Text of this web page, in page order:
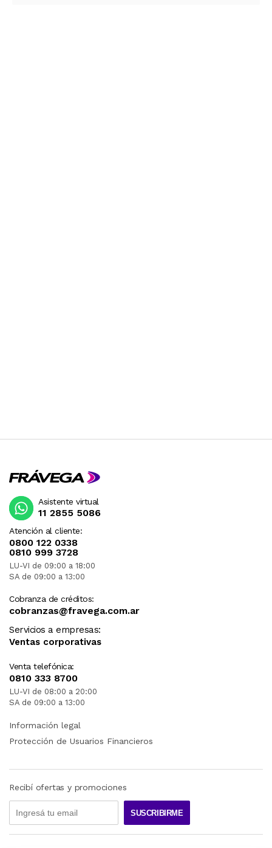
Atención al cliente:
0800 122 0338
0810 999 3728
LU-VI de 09:00 a 18:00
SA de 09:00 a 13:00
Cobranza de créditos:
cobranzas@fravega.com.ar
Servicios a empresas:
Ventas corporativas
Venta telefónica:
0810 333 8700
LU-VI de 08:00 a 20:00
SA de 09:00 a 13:00
Asistente virtual
11 2855 5086
Información legal
Protección de Usuarios Financieros
Recibí ofertas y promociones
SUSCRIBIRME